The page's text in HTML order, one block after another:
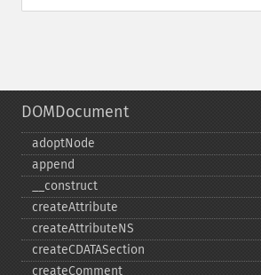
DOMDocument
adoptNode
append
_​_​construct
createAttribute
createAttributeNS
createCDATASection
createComment